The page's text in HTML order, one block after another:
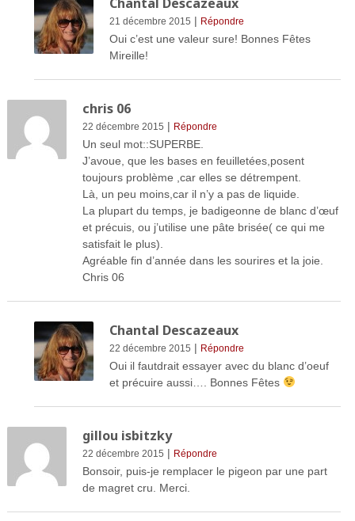
21 décembre 2015 | Répondre
Oui c’est une valeur sure! Bonnes Fêtes
Mireille!
chris 06
22 décembre 2015 | Répondre
Un seul mot::SUPERBE.
J’avoue, que les bases en feuilletées,posent
toujours problème ,car elles se détrempent.
Là, un peu moins,car il n’y a pas de liquide.
La plupart du temps, je badigeonne de blanc d’œuf
et précuis, ou j’utilise une pâte brisée( ce qui me
satisfait le plus).
Agréable fin d’année dans les sourires et la joie.
Chris 06
Chantal Descazeaux
22 décembre 2015 | Répondre
Oui il fautdrait essayer avec du blanc d’oeuf
et précuire aussi…. Bonnes Fêtes
gillou isbitzky
22 décembre 2015 | Répondre
Bonsoir, puis-je remplacer le pigeon par une part
de magret cru. Merci.